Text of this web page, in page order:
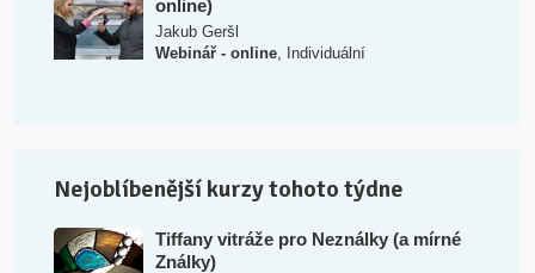
online)
Jakub Geršl
Webinář - online, Individuální
Nejoblíbenější kurzy tohoto týdne
Tiffany vitráže pro Neználky (a mírné
Ználky)